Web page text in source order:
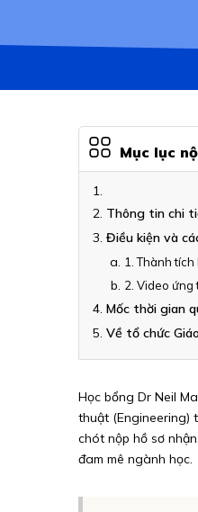
Mục lục
Thông tin chi
Điều kiện và
1. Thành
2. Video ứng
Mốc thời gian
Về tổ chức
Học bổng Dr Neil
thuật (Engineering)
chót nộp hồ sơ
đam mê ngành học.